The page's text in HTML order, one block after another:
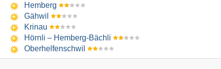
Hemberg
Gähwil
Krinau
Hörnli – Hemberg-Bächli
Oberhelfenschwil